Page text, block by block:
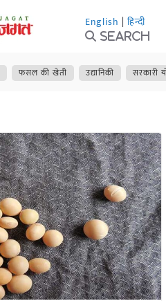
English | हिन्दी
Search
फसल की खेती उद्यानिकी सरकारी